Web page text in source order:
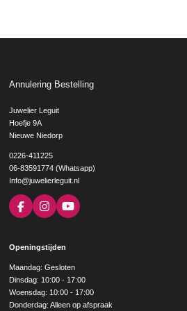
Annulering Bestelling
Juwelier Leguit
Hoefje 9A
Nieuwe Niedorp
0226-411225
06-83591774 (Whatsapp)
Info@juwelierleguit.nl
F
a
b
o
k
I
n
a
g
r
a
m
Y
o
e
Openingstijden
Maandag: Gesloten
Dinsdag: 10:00 - 17:00
Woensdag: 10:00 - 17:00
Donderdag: Alleen op afspraak